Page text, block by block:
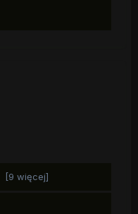
[9 więcej]